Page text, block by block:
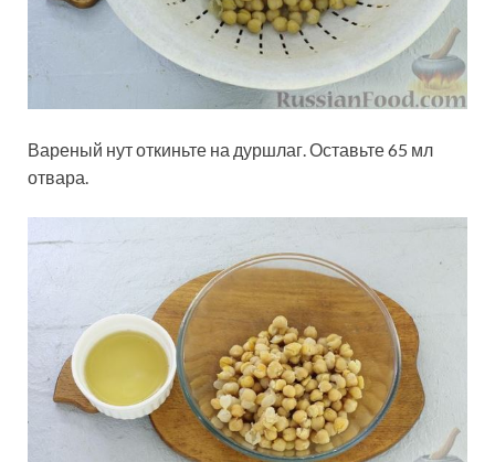
Вареный нут откиньте на дуршлаг. Оставьте 65 мл
отвара.